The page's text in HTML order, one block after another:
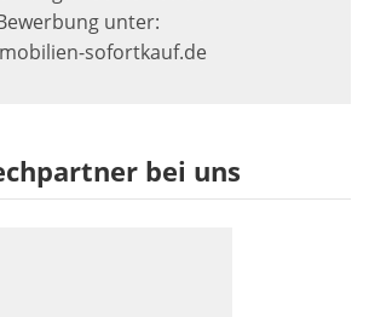
unter:
sofortkauf.de
bei uns